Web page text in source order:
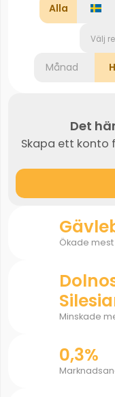
Alla
Välj
Månad
Det
Skapa ett konto
Ökade mest
Minskade
0,3%